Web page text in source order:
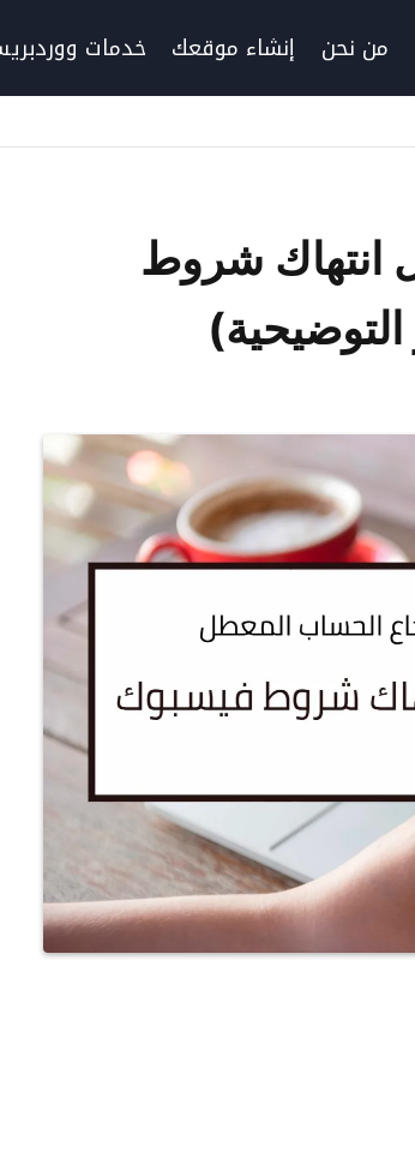
من نحن إنشاء موقعك خدمات
انتهاك شروط
كيفية نقل موقع ووردبريس من
استضافة لأخرى خطوة بخطوة